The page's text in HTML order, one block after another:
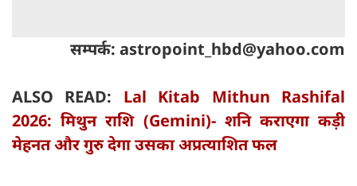
सम्पर्क: astropoint_hbd@yahoo.com
ALSO READ: Lal Kitab Mithun Rashifal
2026: मिथुन राशि (Gemini)- शनि कराएगा कड़ी
मेहनत और गुरु देगा उसका अप्रत्याशित फल